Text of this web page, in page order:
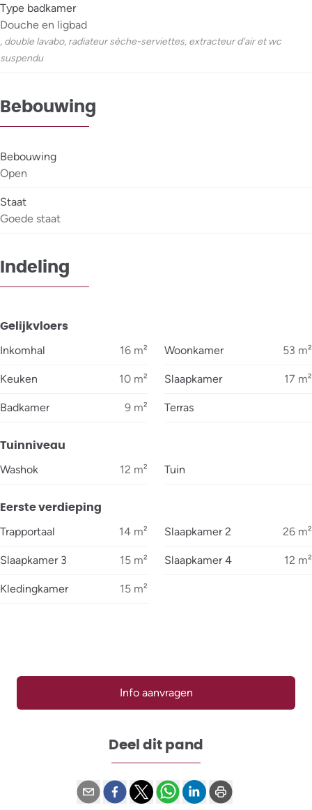
Type badkamer
Douche en ligbad
, double lavabo, radiateur sèche-serviettes, extracteur d'air et wc
suspendu
Bebouwing
Bebouwing
Open
Staat
Goede staat
Indeling
Gelijkvloers
Inkomhal 16 m² Woonkamer 53 m²
Keuken 10 m² Slaapkamer 17 m²
Badkamer 9 m² Terras
Tuinniveau
Washok 12 m² Tuin
Eerste verdieping
Trapportaal 14 m² Slaapkamer 2 26 m²
Slaapkamer 3 15 m² Slaapkamer 4 12 m²
Kledingkamer 15 m²
Info aanvragen
Deel dit pand